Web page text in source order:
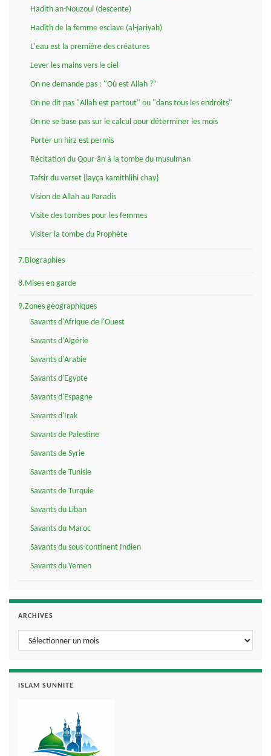
Hadith an-Nouzoul (descente)
Hadith de la femme esclave (al-jariyah)
L'eau est la première des créatures
Lever les mains vers le ciel
On ne demande pas : "Où est Allah ?"
On ne dit pas "Allah est partout" ou "dans tous les endroits"
On ne se base pas sur le calcul pour déterminer les mois
Porter un hirz est permis
Récitation du Qour-ân à la tombe du musulman
Tafsir du verset {layça kamithlihi chay}
Vision de Allah au Paradis
Visite des tombes pour les femmes
Visiter la tombe du Prophète
7.Biographies
8.Mises en garde
9.Zones géographiques
Savants d'Afrique de l'Ouest
Savants d'Algérie
Savants d'Arabie
Savants d'Egypte
Savants d'Espagne
Savants d'Irak
Savants de Palestine
Savants de Syrie
Savants de Tunisie
Savants de Turquie
Savants du Liban
Savants du Maroc
Savants du sous-continent Indien
Savants du Yemen
ARCHIVES
Archives
ISLAM SUNNITE